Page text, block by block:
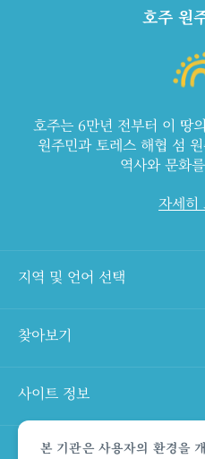
본 기관은 사용자의 환경을
호주 원
호주는 6만년 전부터 이 땅
원주민과 토레스 해협 섬
역사와 문화
자세히
지역 및 언어 선택
찾아보기
사이트 정보
다른 사이트